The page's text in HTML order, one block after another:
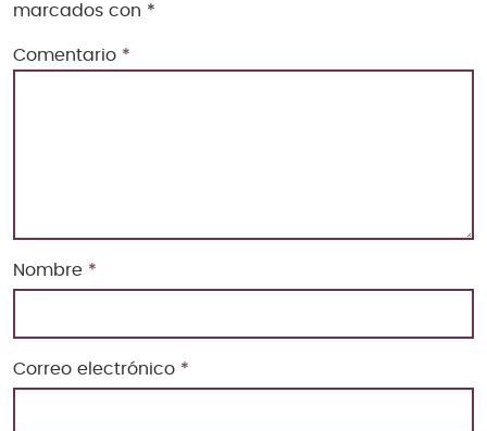
marcados con *
Comentario *
Nombre *
Correo electrónico *